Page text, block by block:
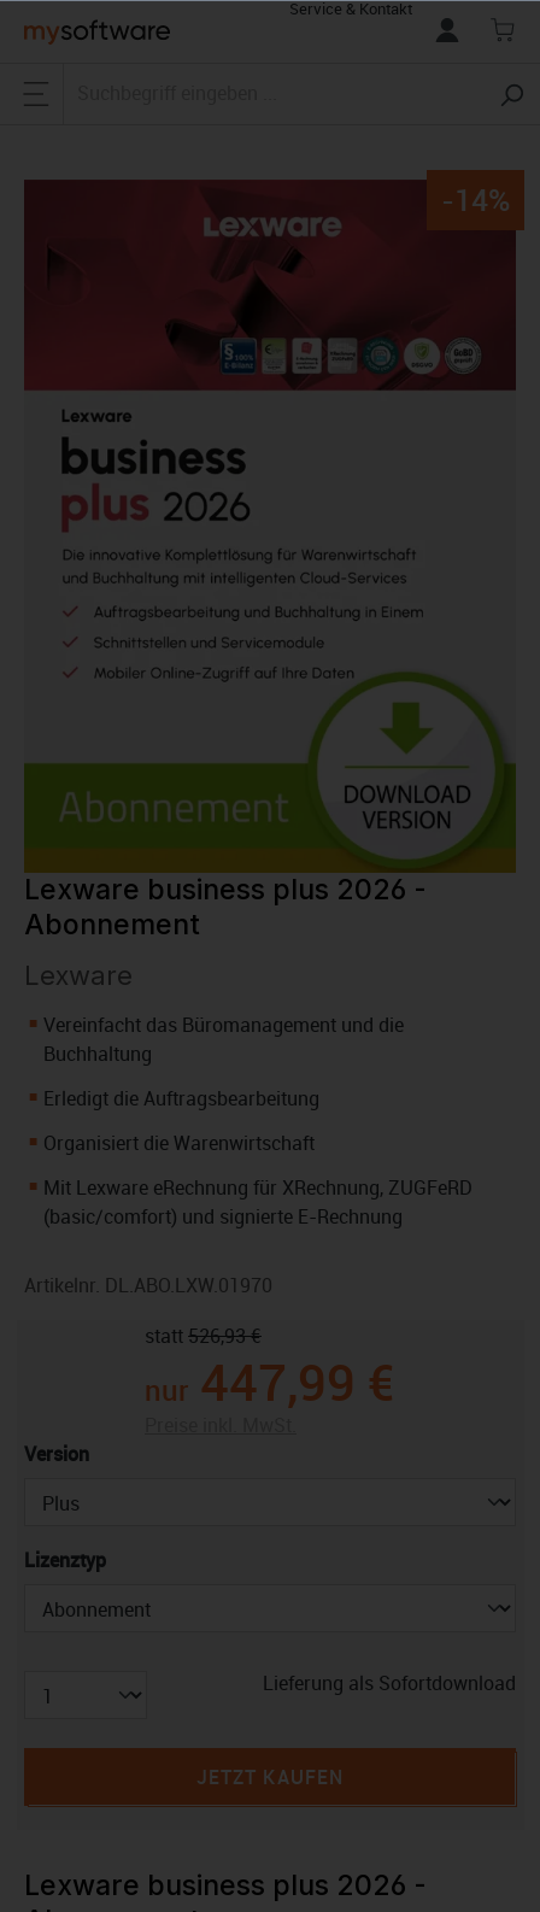
springen
Service & Kontakt
-14%
Lexware business plus 2026 -
Abonnement
Lexware
Vereinfacht das Büromanagement und die
Buchhaltung
Erledigt die Auftragsbearbeitung
Organisiert die Warenwirtschaft
Mit Lexware eRechnung für XRechnung, ZUGFeRD
(basic/comfort) und signierte E-Rechnung
Artikelnr. DL.ABO.LXW.01970
nur 447,99 €
statt526,93 €
Versionauswählen
Lizenztypauswählen
Lieferung als Sofortdownload
JETZT KAUFEN
Lexware business plus 2026 -